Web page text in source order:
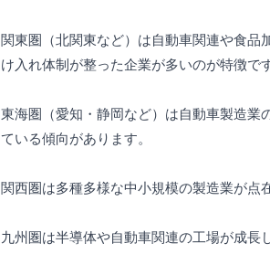
関東圏（北関東など）は自動車関連や食品
け入れ体制が整った企業が多いのが特徴です
東海圏（愛知・静岡など）は自動車製造業
ている傾向があります。
関西圏は多種多様な中小規模の製造業が点
九州圏は半導体や自動車関連の工場が成長